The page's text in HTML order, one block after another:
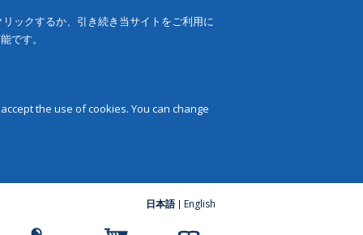
ックするか、引き続き当サイトをご利用に
です。
the use of cookies. You can change
日本語 English